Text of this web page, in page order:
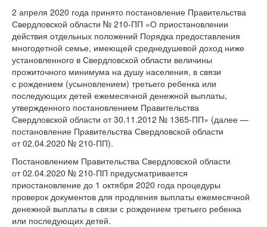
2 апреля 2020 года принято постановление Правительства
Свердловской области № 210-ПП «О приостановлении
действия отдельных положений Порядка предоставления
многодетной семье, имеющей среднедушевой доход ниже
установленного в Свердловской области величины
прожиточного минимума на душу населения, в связи
с рождением (усыновлением) третьего ребенка или
последующих детей ежемесячной денежной выплаты,
утвержденного постановлением Правительства
Свердловской области от 30.11.2012 № 1365-ПП» (далее —
постановление Правительства Свердловской области
от 02.04.2020 № 210-ПП).
Постановлением Правительства Свердловской области
от 02.04.2020 № 210-ПП предусматривается
приостановление до 1 октября 2020 года процедуры
проверок документов для продления выплаты ежемесячной
денежной выплаты в связи с рождением третьего ребенка
или последующих детей.